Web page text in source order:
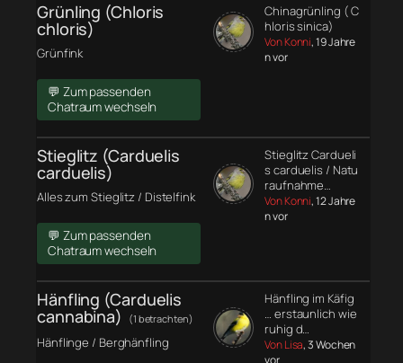
Grünling (Chloris
chloris)
Grünfink
💬 Zum passenden
Chatraum wechseln
Chinagrünling ( C
hloris sinica)
Von Konni, 19 Jahre
n vor
Stieglitz (Carduelis
carduelis)
Alles zum Stieglitz / Distelfink
💬 Zum passenden
Chatraum wechseln
Stieglitz Cardueli
s carduelis / Natu
raufnahme…
Von Konni, 12 Jahre
n vor
Hänfling (Carduelis
cannabina) (1 betrachten)
Hänflinge / Berghänfling
Hänfling im Käfig
… erstaunlich wie
ruhig d…
Von Lisa, 3 Wochen